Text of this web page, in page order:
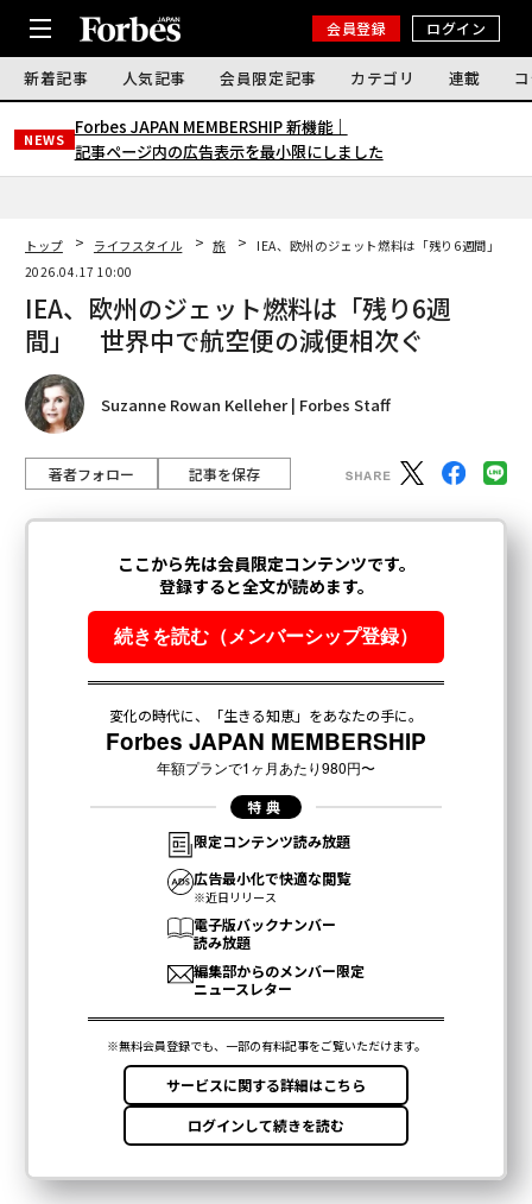
会員登録 ログイン
新着記事 人気記事 会員限定記事 カテゴリ 連載
NEWS
Forbes JAPAN MEMBERSHIP 新機能｜
記事ページ内の広告表示を最小限にしました
トップ ライフスタイル 旅
IEA、欧州のジェット燃料は「残り6週間」 世
2026.04.17 10:00
IEA、欧州のジェット燃料は「残り6週
間」 世界中で航空便の減便相次ぐ
Suzanne Rowan Kelleher | Forbes Staff
著者フォロー 記事を保存